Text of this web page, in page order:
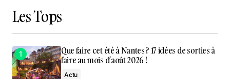
Les Tops
Que faire cet été à Nantes ? 17 idées de sorties à
faire au mois d’août 2026 !
Actu